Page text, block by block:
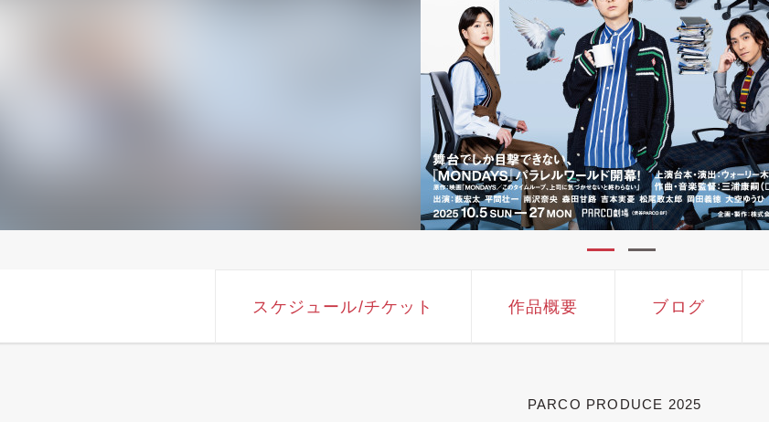
スケジュール/チケット 作品概要 ブログ
PARCO PRODUCE 2025